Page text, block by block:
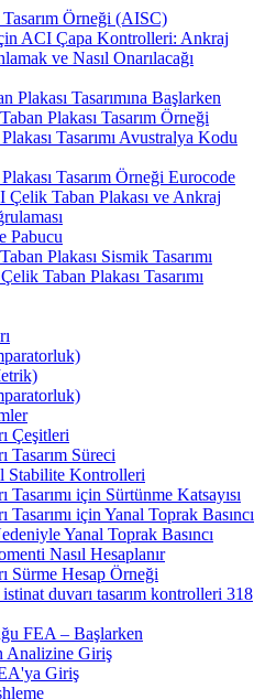
Örneği (AISC)
ACI Çapa Kontrolleri: Ankraj
ve Nasıl Onarılacağı
Plakası Tasarımına Başlarken
Plakası Tasarım Örneği
Tasarımı Avustralya Kodu
Tasarım Örneği Eurocode
Taban Plakası ve Ankraj
Pabucu
Plakası Sismik Tasarımı
Taban Plakası Tasarımı
Çeşitleri
Tasarım Süreci
Stabilite Kontrolleri
Tasarımı için Sürtünme Katsayısı
Tasarımı için Yanal Toprak Basıncı
Yanal Toprak Basıncı
Nasıl Hesaplanır
Sürme Hesap Örneği
duvarı tasarım kontrolleri 318
FEA – Başlarken
Analizine Giriş
Giriş